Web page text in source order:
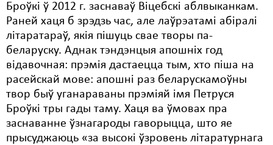
Броўкі ў 2012 г. заснаваў Віцебскі аблвыканкам.
Раней хаця б зрэдзь час, але лаўрэатамі абіралі
літаратараў, якія пішуць свае творы па-
беларуску. Аднак тэндэнцыя апошніх год
відавочная: прэмія дастаецца тым, хто піша на
расейскай мове: апошні раз беларускамоўны
твор быў уганараваны прэміяй імя Петруся
Броўкі тры гады таму. Хаця ва ўмовах пра
заснаванне ўзнагароды гаворыцца, што яе
прысуджаюць «за высокі ўзровень літаратурнага